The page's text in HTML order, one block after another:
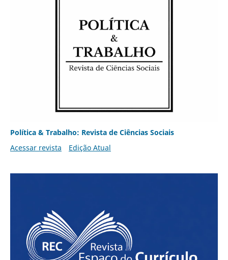
Política & Trabalho: Revista de Ciências Sociais
Acessar revista
Edição Atual